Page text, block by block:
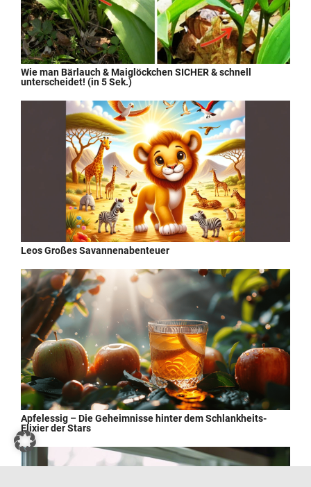
Wie man Bärlauch & Maiglöckchen SICHER & schnell
unterscheidet! (in 5 Sek.)
Leos Großes Savannenabenteuer
Apfelessig – Die Geheimnisse hinter dem Schlankheits-
Elixier der Stars